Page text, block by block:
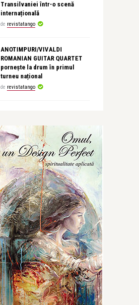
Transilvaniei într-o scenă
internațională
de revistatango
ANOTIMPURI/VIVALDI
ROMANIAN GUITAR QUARTET
pornește la drum în primul
turneu național
de revistatango